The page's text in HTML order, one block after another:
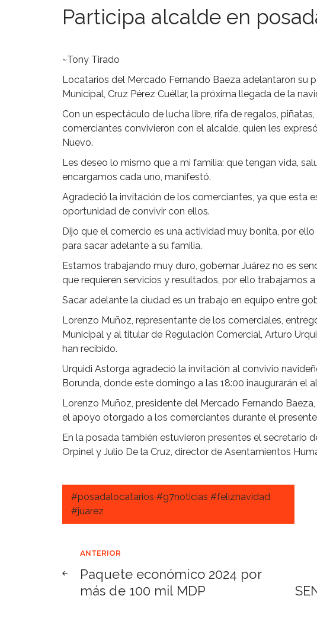
Participa alcalde en
~Tony Tirado
Locatarios del Mercado Fernando Baeza adelantaron su
Municipal, Cruz Pérez Cuéllar, la próxima llegada de la
Con un espectáculo de lucha libre, rifa de regalos,
comerciantes convivieron con el alcalde, quien les
Nuevo.
Les deseo lo mismo que a mi familia: que tengan vida,
encargamos cada uno, manifestó.
Agradeció la invitación de los comerciantes, ya que esta
oportunidad de convivir con ellos.
Dijo que el comercio es una actividad muy bonita, por
para sacar adelante a su familia.
Estamos trabajando muy duro, gobernar Juárez no es
que requieren servicios y resultados, por ello trabajamos
Sacar adelante la ciudad es un trabajo en equipo entre
Lorenzo Muñoz, representante de los comerciales,
Municipal y al titular de Regulación Comercial, Arturo
han recibido.
Urquidi Astorga agradeció la invitación al convivio
Borunda, donde este domingo a las 18:00 inaugurarán el
Lorenzo Muñoz, presidente del Mercado Fernando
el apoyo otorgado a los comerciantes durante el
En la posada también estuvieron presentes el secretario
Orpinel y Julio De la Cruz, director de Asentamientos
#posadalocatarios #g7noticias #feliznavidad
#juarez
Navegación
de
ANTERIOR
Paquete económico 2024 por
más de 100 mil MDP